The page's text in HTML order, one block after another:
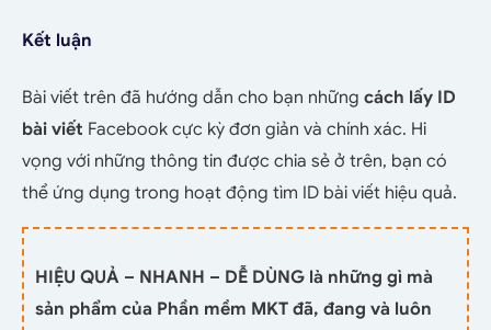
Kết luận
Bài viết trên đã hướng dẫn cho bạn những cách lấy ID
bài viết Facebook cực kỳ đơn giản và chính xác. Hi
vọng với những thông tin được chia sẻ ở trên, bạn có
thể ứng dụng trong hoạt động tìm ID bài viết hiệu quả.
HIỆU QUẢ – NHANH – DỄ DÙNG là những gì mà
sản phẩm của Phần mềm MKT đã, đang và luôn